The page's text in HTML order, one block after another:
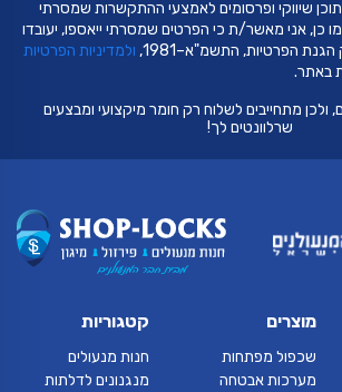
שיווקי ופרסומים לאמצעי ההתקשרות שמסרתי
אני מאשר/ת כי הפרטים שמסרתי ייאספו, יעובדו
הפרטיות, התשמ"א–1981,
ולמדיניות הפרטיות
באתר.
ולכן מתחייבים לשלוח רק חומר מיקצועי ומבצעים
שרלוונטים לך!
מוצרים
שכפול מפתחות
מערכות אבטחה
קטגוריות
חנות מנעולים
מנגנונים לדלתות